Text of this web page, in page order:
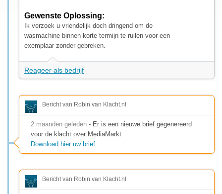
Gewenste Oplossing:
Ik verzoek u vriendelijk doch dringend om de
wasmachine binnen korte termijn te ruilen voor een
exemplaar zonder gebreken.
Reageer als bedrijf
Bericht van Robin van Klacht.nl
2 maanden geleden - Er is een nieuwe brief gegenereerd
voor de klacht over MediaMarkt
Download hier uw brief
Bericht van Robin van Klacht.nl